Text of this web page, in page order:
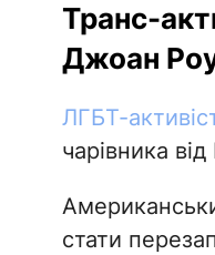
Транс-
Джоан
ЛГБТ-
чарівника
стати